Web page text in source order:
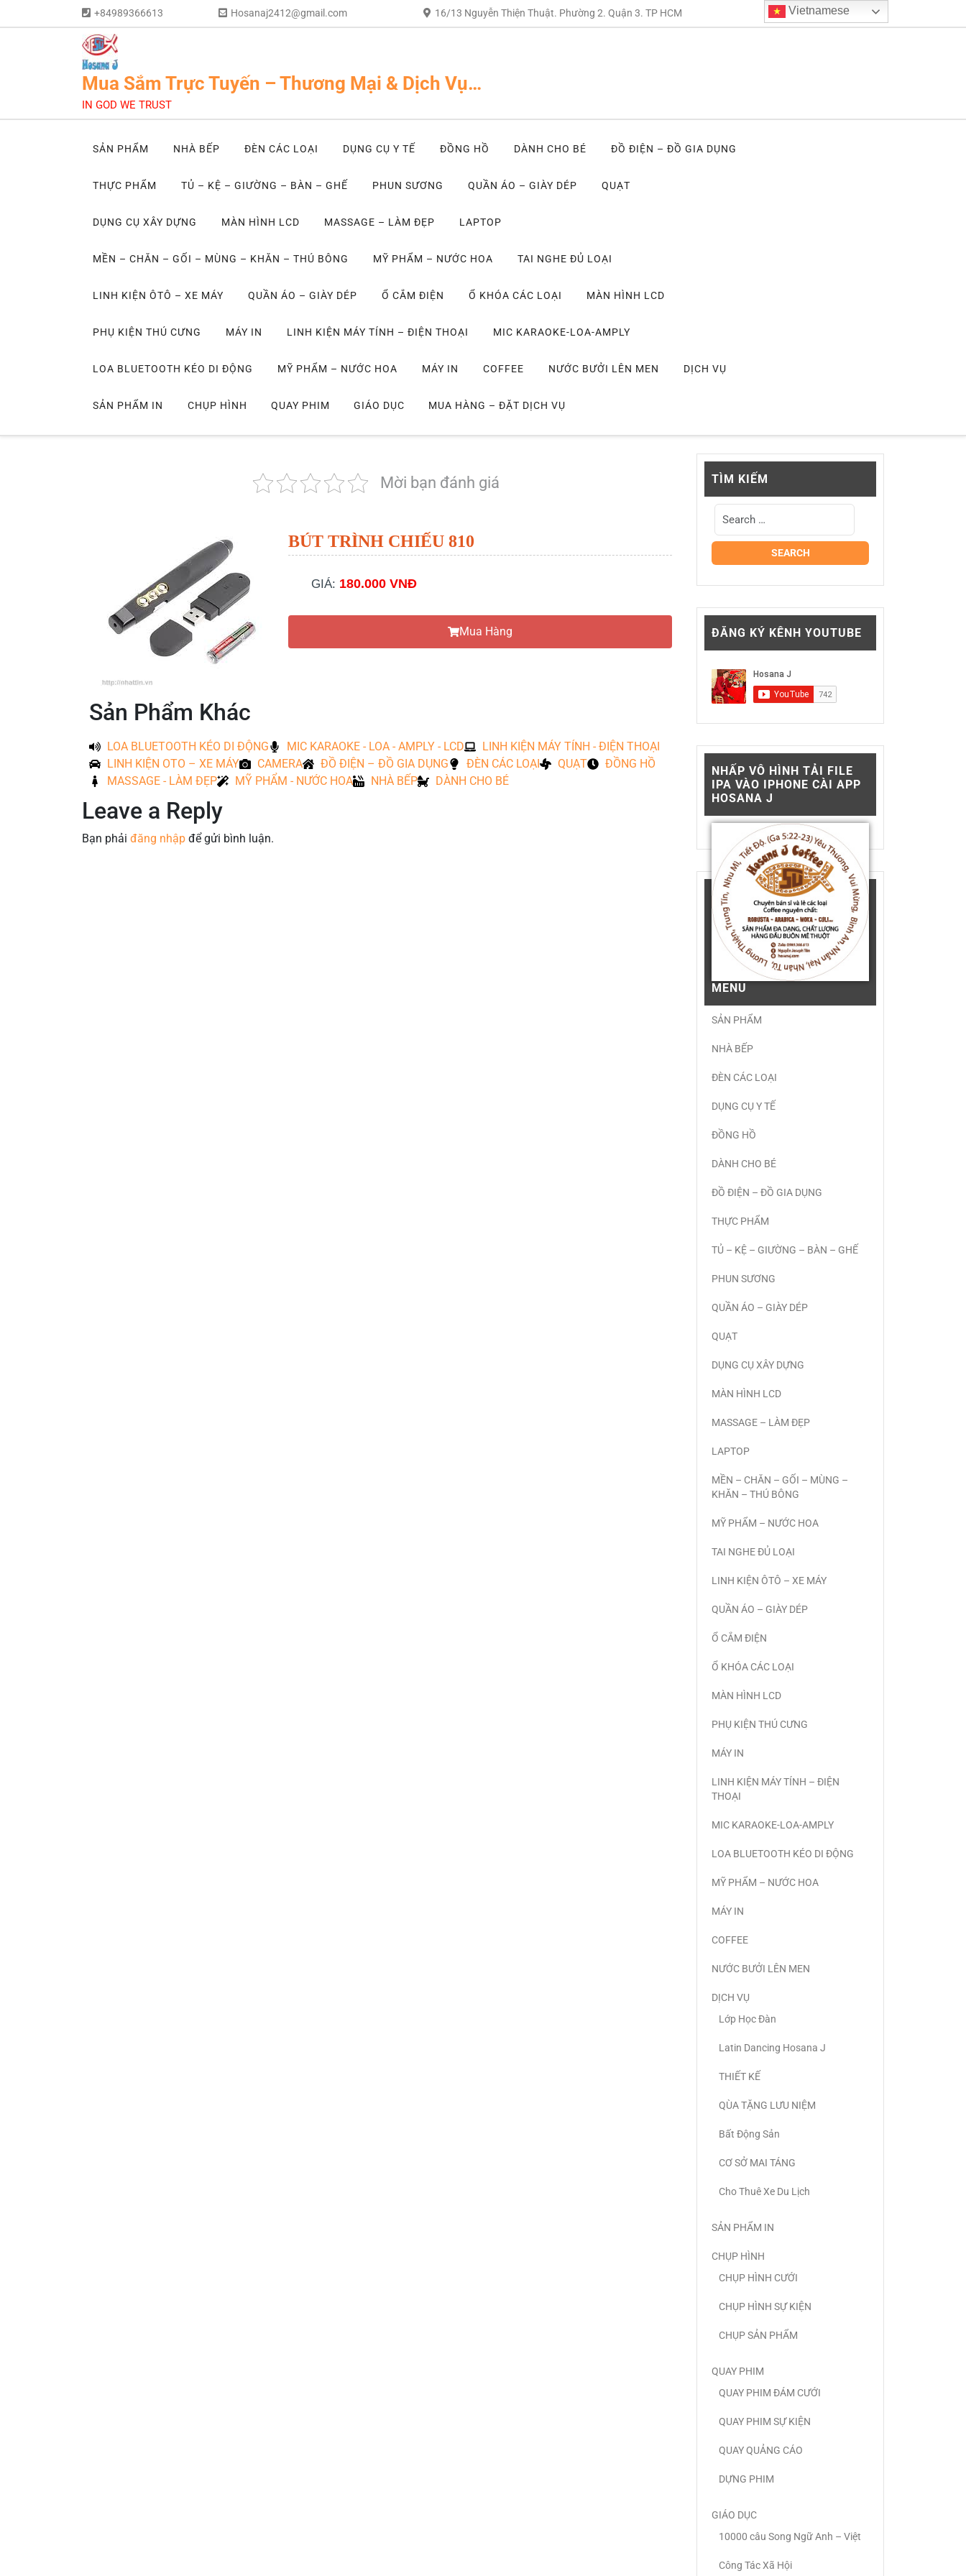
+84989366613 Hosanaj2412@gmail.com 16/13 Nguyễn Thiện Thuật. Phường 2. Quận 3. TP HCM
Mua Sắm Trực Tuyến – Thương Mại & Dịch Vụ…
IN GOD WE TRUST
SẢN PHẨM NHÀ BẾP ĐÈN CÁC LOẠI DỤNG CỤ Y TẾ ĐỒNG HỒ DÀNH CHO BÉ ĐỒ ĐIỆN – ĐỒ GIA DỤNG
THỰC PHẨM TỦ – KỆ – GIƯỜNG – BÀN – GHẾ PHUN SƯƠNG QUẦN ÁO – GIÀY DÉP QUẠT
DỤNG CỤ XÂY DỰNG MÀN HÌNH LCD MASSAGE – LÀM ĐẸP LAPTOP
MỀN – CHĂN – GỐI – MÙNG – KHĂN – THÚ BÔNG MỸ PHẨM – NƯỚC HOA TAI NGHE ĐỦ LOẠI
LINH KIỆN ÔTÔ – XE MÁY QUẦN ÁO – GIÀY DÉP Ổ CẮM ĐIỆN Ổ KHÓA CÁC LOẠI MÀN HÌNH LCD
PHỤ KIỆN THÚ CƯNG MÁY IN LINH KIỆN MÁY TÍNH – ĐIỆN THOẠI MIC KARAOKE-LOA-AMPLY
LOA BLUETOOTH KÉO DI ĐỘNG MỸ PHẨM – NƯỚC HOA MÁY IN COFFEE NƯỚC BƯỞI LÊN MEN DỊCH VỤ
SẢN PHẨM IN CHỤP HÌNH QUAY PHIM GIÁO DỤC MUA HÀNG – ĐẶT DỊCH VỤ
Mời bạn đánh giá
BÚT TRÌNH CHIẾU 810
GIÁ: 180.000 VNĐ
Mua Hàng
Sản Phẩm Khác
LOA BLUETOOTH KÉO DI ĐỘNG MIC KARAOKE - LOA - AMPLY - LCD
LINH KIỆN MÁY TÍNH - ĐIỆN THOẠI
LINH KIỆN OTO – XE MÁY
CAMERA ĐỒ ĐIỆN – ĐỒ GIA DỤNG ĐÈN CÁC LOẠI QUẠT
ĐỒNG HỒ
MASSAGE - LÀM ĐẸP
MỸ PHẨM - NƯỚC HOA NHÀ BẾP DÀNH CHO BÉ
Leave a Reply
Bạn phải đăng nhập để gửi bình luận.
TÌM KIẾM
ĐĂNG KÝ KÊNH YOUTUBE
NHẤP VÔ HÌNH TẢI FILE
IPA VÀO IPHONE CÀI APP
HOSANA J
MENU
SẢN PHẨM
NHÀ BẾP
ĐÈN CÁC LOẠI
DỤNG CỤ Y TẾ
ĐỒNG HỒ
DÀNH CHO BÉ
ĐỒ ĐIỆN – ĐỒ GIA DỤNG
THỰC PHẨM
TỦ – KỆ – GIƯỜNG – BÀN – GHẾ
PHUN SƯƠNG
QUẦN ÁO – GIÀY DÉP
QUẠT
DỤNG CỤ XÂY DỰNG
MÀN HÌNH LCD
MASSAGE – LÀM ĐẸP
LAPTOP
MỀN – CHĂN – GỐI – MÙNG –
KHĂN – THÚ BÔNG
MỸ PHẨM – NƯỚC HOA
TAI NGHE ĐỦ LOẠI
LINH KIỆN ÔTÔ – XE MÁY
QUẦN ÁO – GIÀY DÉP
Ổ CẮM ĐIỆN
Ổ KHÓA CÁC LOẠI
MÀN HÌNH LCD
PHỤ KIỆN THÚ CƯNG
MÁY IN
LINH KIỆN MÁY TÍNH – ĐIỆN
THOẠI
MIC KARAOKE-LOA-AMPLY
LOA BLUETOOTH KÉO DI ĐỘNG
MỸ PHẨM – NƯỚC HOA
MÁY IN
COFFEE
NƯỚC BƯỞI LÊN MEN
DỊCH VỤ
Lớp Học Đàn
Latin Dancing Hosana J
THIẾT KẾ
QÙA TẶNG LƯU NIỆM
Bất Động Sản
CƠ SỞ MAI TÁNG
Cho Thuê Xe Du Lịch
SẢN PHẨM IN
CHỤP HÌNH
CHỤP HÌNH CƯỚI
CHỤP HÌNH SỰ KIỆN
CHỤP SẢN PHẨM
QUAY PHIM
QUAY PHIM ĐÁM CƯỚI
QUAY PHIM SỰ KIỆN
QUAY QUẢNG CÁO
DỰNG PHIM
GIÁO DỤC
10000 câu Song Ngữ Anh – Việt
Công Tác Xã Hội
Vietnamese